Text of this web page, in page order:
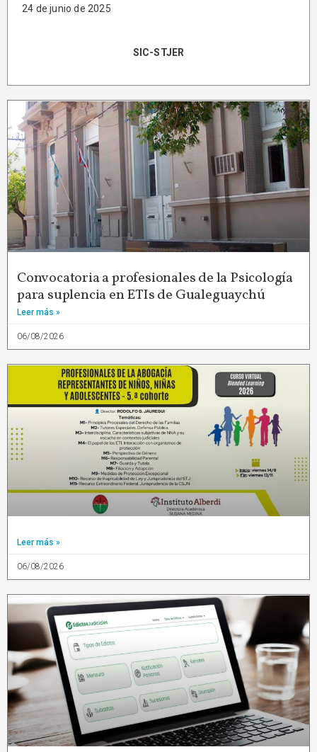
24 de junio de 2025
SIC-STJER
Convocatoria a profesionales de la Psicología
para suplencia en ETIs de Gualeguaychú
Leer más »
06/08/2026
Leer más »
06/08/2026